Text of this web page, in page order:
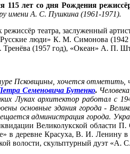
115 лет со дня Рождения
у имени А. С. Пушкина (1961-1971).
режиссёр театра, заслуженный
люди» К. М. Симонова
(1957 год), «Океан» А. П.
Псковщины, хочется отметить,
Семеновича Бутенко.
Луках архитектор работал с
основные здания города -
администрация города.
Великолукской области П.
в деревне Красуха, В. И. Ленину
волости, скульптурный дуэт